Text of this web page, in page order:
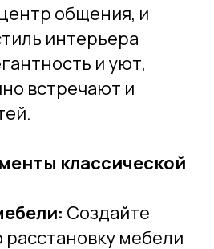
общения, и
интерьера
и уют,
встречают и
классической
Создайте
мебели